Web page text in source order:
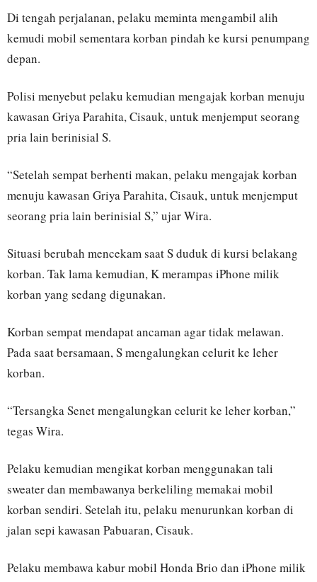
Di tengah perjalanan, pelaku meminta mengambil alih
kemudi mobil sementara korban pindah ke kursi penumpang
depan.
Polisi menyebut pelaku kemudian mengajak korban menuju
kawasan Griya Parahita, Cisauk, untuk menjemput seorang
pria lain berinisial S.
“Setelah sempat berhenti makan, pelaku mengajak korban
menuju kawasan Griya Parahita, Cisauk, untuk menjemput
seorang pria lain berinisial S,” ujar Wira.
Situasi berubah mencekam saat S duduk di kursi belakang
korban. Tak lama kemudian, K merampas iPhone milik
korban yang sedang digunakan.
Korban sempat mendapat ancaman agar tidak melawan.
Pada saat bersamaan, S mengalungkan celurit ke leher
korban.
“Tersangka Senet mengalungkan celurit ke leher korban,”
tegas Wira.
Pelaku kemudian mengikat korban menggunakan tali
sweater dan membawanya berkeliling memakai mobil
korban sendiri. Setelah itu, pelaku menurunkan korban di
jalan sepi kawasan Pabuaran, Cisauk.
Pelaku membawa kabur mobil Honda Brio dan iPhone milik